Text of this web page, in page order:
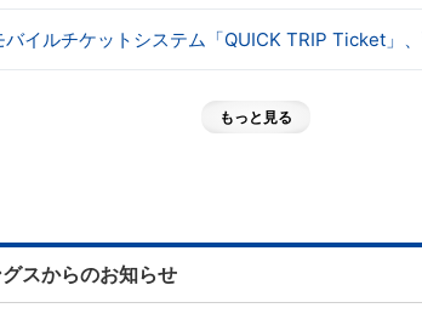
バイルチケットシステム「QUICK TRIP Ticket」
もっと見る
スからのお知らせ